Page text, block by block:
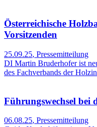
Österreichische
Vorsitzenden
25.09.25, Pressemitteilung
DI Martin Bruderhofer ist
des Fachverbands der
Führungswechsel bei
06.08.25, Pressemitteilung